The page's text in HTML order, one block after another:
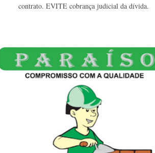
contrato. EVITE cobrança judicial da dívida.